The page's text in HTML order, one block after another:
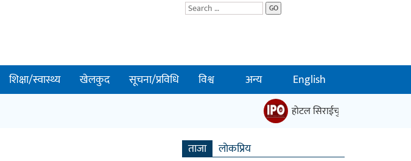
GO
शिक्षा/स्वास्थ्य खेलकुद सूचना/प्रविधि विश्व अन्य English
होटल सिराईचुलीले आईपीओ
ताजा लाेकप्रिय